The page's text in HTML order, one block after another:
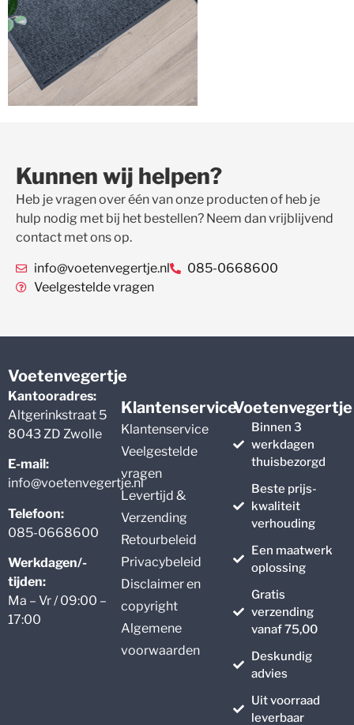
Kunnen wij helpen?
Heb je vragen over één van onze producten of heb je
hulp nodig met bij het bestellen? Neem dan vrijblijvend
contact met ons op.
info@voetenvegertje.nl
085-0668600
Veelgestelde vragen
Voetenvegertje
Kantooradres:
Altgerinkstraat 5
8043 ZD Zwolle
E-mail:
info@voetenvegertje.nl
Telefoon:
085-0668600
Werkdagen/-
tijden:
Ma – Vr / 09:00 –
17:00
Klantenservice
Klantenservice
Veelgestelde
vragen
Levertijd &
Verzending
Retourbeleid
Privacybeleid
Disclaimer en
copyright
Algemene
voorwaarden
Voetenvegertje
Binnen 3
werkdagen
thuisbezorgd
Beste prijs-
kwaliteit
verhouding
Een maatwerk
oplossing
Gratis
verzending
vanaf 75,00
Deskundig
advies
Uit voorraad
leverbaar